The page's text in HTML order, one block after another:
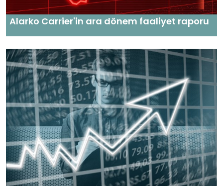
Alarko Carrier'in ara dönem faaliyet raporu